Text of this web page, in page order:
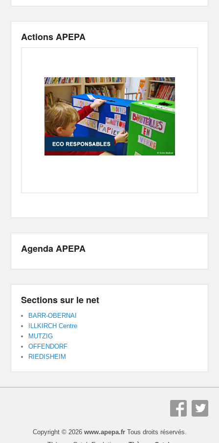
Actions APEPA
Agenda APEPA
Sections sur le net
BARR-OBERNAI
ILLKIRCH Centre
MUTZIG
OFFENDORF
RIEDISHEIM
Copyright © 2026 www.apepa.frTous droits réservés.